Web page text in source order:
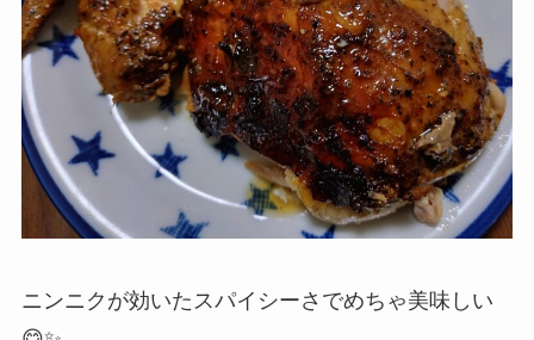
ニンニクが効いたスパイシーさでめちゃ美味しい